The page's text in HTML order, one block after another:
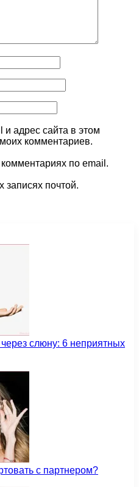
адрес сайта в этом
комментариев.
по email.
почтой.
слюну: 6 неприятных
с партнером?